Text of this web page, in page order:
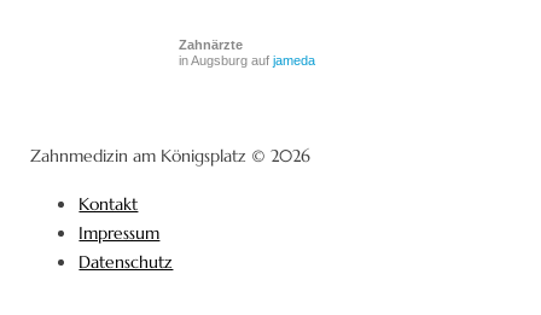
Zahnärzte
in Augsburg aufjameda
Zahnmedizin am Königsplatz © 2026
Kontakt
Impressum
Datenschutz